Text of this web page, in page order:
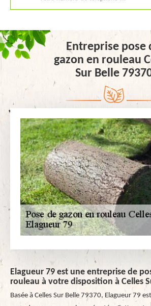
Entreprise pose
gazon en rouleau
Sur Belle
Elagueur 79 est une entreprise de
rouleau à votre disposition à Celles
Basée à Celles Sur Belle 79370, Elagueur 79